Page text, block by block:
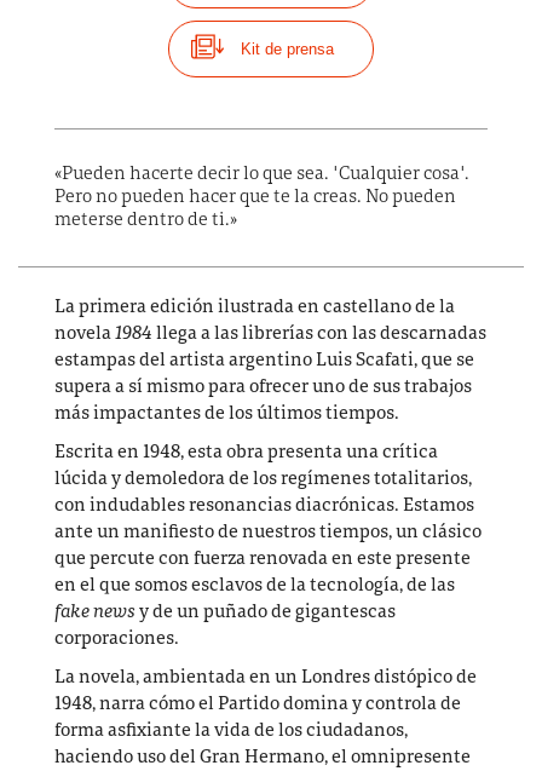
Kit de prensa
«Pueden hacerte decir lo que sea. "Cualquier cosa".
Pero no pueden hacer que te la creas. No pueden
meterse dentro de ti.»
La primera edición ilustrada en castellano de la
novela1984 llega a las librerías con las descarnadas
estampas del artista argentino Luis Scafati, que se
supera a sí mismo para ofrecer uno de sus trabajos
más impactantes de los últimos tiempos.
Escrita en 1948, esta obra presenta una crítica
lúcida y demoledora de los regímenes totalitarios,
con indudables resonancias diacrónicas. Estamos
ante un manifiesto de nuestros tiempos, un clásico
que percute con fuerza renovada en este presente
en el que somos esclavos de la tecnología, de las
fake news y de un puñado de gigantescas
corporaciones.
La novela, ambientada en un Londres distópico de
1948, narra cómo el Partido domina y controla de
forma asfixiante la vida de los ciudadanos,
haciendo uso del Gran Hermano, el omnipresente